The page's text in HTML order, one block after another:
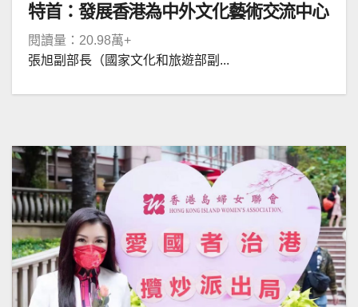
特首：發展香港為中外文化藝術交流中心
閱讀量：20.98萬+
張旭副部長（國家文化和旅遊部副...